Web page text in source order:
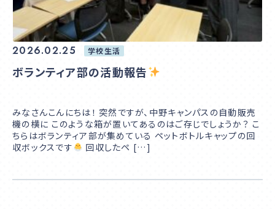
2026.02.25 学校生活
ボランティア部の活動報告
みなさんこんにちは！ 突然ですが、中野キャンパスの自動販売
機の横に このような箱が置いてあるのはご存じでしょうか？ こ
ちらはボランティア部が集めている ペットボトルキャップの回
収ボックスです
回収したペ […]